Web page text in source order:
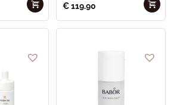
€119.90